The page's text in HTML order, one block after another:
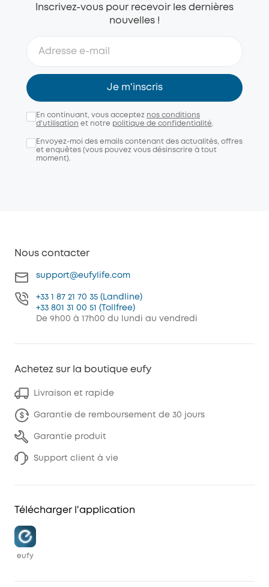
Inscrivez-vous pour recevoir les dernières
nouvelles !
Je m'inscris
En continuant, vous acceptez nos conditions
d'utilisation et notre politique de confidentialité.
Envoyez-moi des emails contenant des actualités, offres
et enquêtes (vous pouvez vous désinscrire à tout
moment).
Nous contacter
support@eufylife.com
+33 1 87 21 70 35 (Landline)
+33 801 31 00 51 (Tollfree)
De 9h00 à 17h00 du lundi au vendredi
Achetez sur la boutique eufy
Livraison et rapide
Garantie de remboursement de 30 jours
Garantie produit
Support client à vie
Télécharger l'application
eufy